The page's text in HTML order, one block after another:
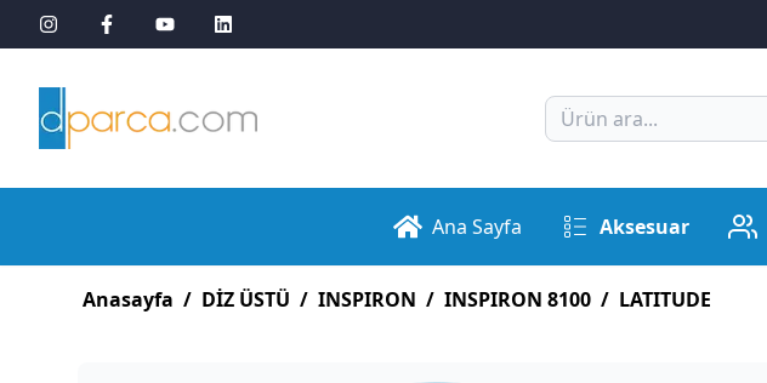
Ana Sayfa Aksesuar
Anasayfa / DİZ ÜSTÜ / INSPIRON / INSPIRON 8100 / LATITUDE